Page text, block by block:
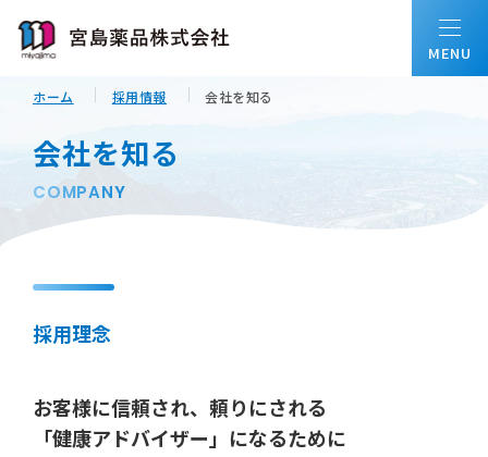
ホーム
私たちについて
会社情報
配置薬について
ホーム 採用情報 会社を知る
会社を知る
COMPANY
採用理念
お客様に信頼され、頼りにされる
「健康アドバイザー」になるために